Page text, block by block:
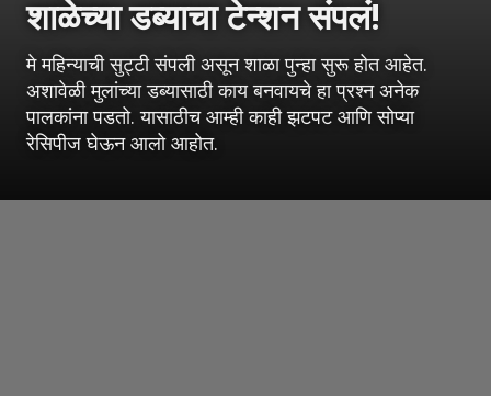
शाळेच्या डब्याचा टेन्शन संपलं!
मे महिन्याची सुट्टी संपली असून शाळा पुन्हा सुरू होत आहेत.
अशावेळी मुलांच्या डब्यासाठी काय बनवायचे हा प्रश्न अनेक
पालकांना पडतो. यासाठीच आम्ही काही झटपट आणि सोप्या
रेसिपीज घेऊन आलो आहोत.